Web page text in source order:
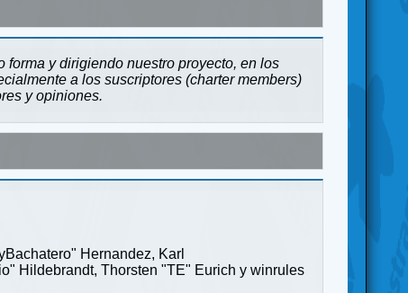
y dirigiendo nuestro proyecto, en los
a los suscriptores (charter members)
y opiniones.
Hernandez, Karl
Hildebrandt, Thorsten "TE" Eurich y winrules